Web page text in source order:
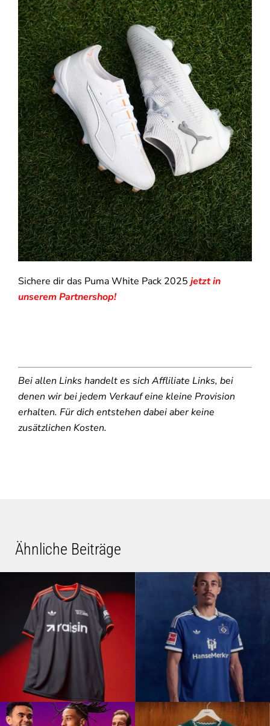
Sichere dir das Puma White Pack 2025 jetzt in
unserem Partnershop!
Bei allen Links handelt es sich Affliliate Links, bei
denen wir bei jedem Verkauf eine kleine Provision
erhalten. Für dich entstehen dabei aber keine
zusätzlichen Kosten.
Ähnliche Beiträge